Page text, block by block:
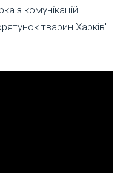
з комунікацій
тварин Харків"